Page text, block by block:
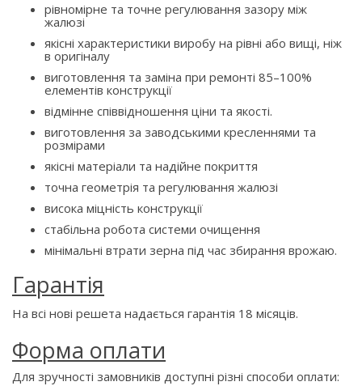
рівномірне та точне регулювання зазору між
жалюзі
якісні характеристики виробу на рівні або вищі, ніж
в оригіналу
виготовлення та заміна при ремонті 85–100%
елементів конструкції
відмінне співвідношення ціни та якості.
виготовлення за заводськими кресленнями та
розмірами
якісні матеріали та надійне покриття
точна геометрія та регулювання жалюзі
висока міцність конструкції
стабільна робота системи очищення
мінімальні втрати зерна під час збирання врожаю.
Гарантія
На всі нові решета надається гарантія 18 місяців.
Форма оплати
Для зручності замовників доступні різні способи оплати: